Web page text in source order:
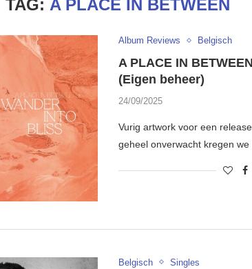
TAG: A PLACE IN BETWEEN
Album Reviews Belgisch
A PLACE IN
(Eigen beheer)
24/09/2025
Vurig artwork voor een
geheel onverwacht kregen
Belgisch Singles